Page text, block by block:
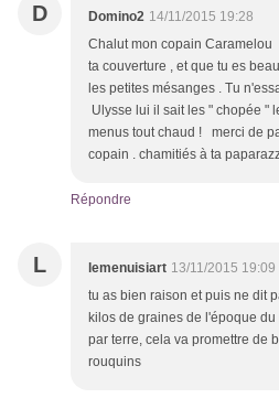
D Domino2 14/11/2015 19:28
Chalut mon copain
ta couverture , et que tu es
les petites mésanges . Tu
Ulysse lui il sait les " chopée "
menus tout chaud ! merci de
copain . chamitiés à ta
Répondre
L lemenuisiart 13/11/2015 19:09
tu as bien raison et puis ne dit
kilos de graines de l'époque
par terre, cela va promettre de
rouquins